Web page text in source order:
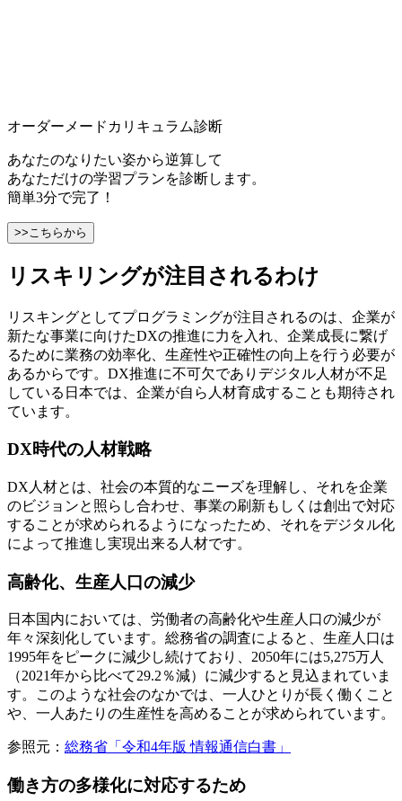
オーダーメードカリキュラム診断
あなたのなりたい姿から逆算して
あなただけの学習プランを診断します。
簡単3分で完了！
>>こちらから
リスキリングが注目されるわけ
リスキングとしてプログラミングが注目されるのは、企業が
新たな事業に向けたDXの推進に力を入れ、企業成長に繋げ
るために業務の効率化、生産性や正確性の向上を行う必要が
あるからです。DX推進に不可欠でありデジタル人材が不足
している日本では、企業が自ら人材育成することも期待され
ています。
DX時代の人材戦略
DX人材とは、社会の本質的なニーズを理解し、それを企業
のビジョンと照らし合わせ、事業の刷新もしくは創出で対応
することが求められるようになったため、それをデジタル化
によって推進し実現出来る人材です。
高齢化、生産人口の減少
日本国内においては、労働者の高齢化や生産人口の減少が
年々深刻化しています。総務省の調査によると、生産人口は
1995年をピークに減少し続けており、2050年には5,275万人
（2021年から比べて29.2％減）に減少すると見込まれていま
す。このような社会のなかでは、一人ひとりが長く働くこと
や、一人あたりの生産性を高めることが求められています。
参照元： 総務省「令和4年版 情報通信白書」
働き方の多様化に対応するため